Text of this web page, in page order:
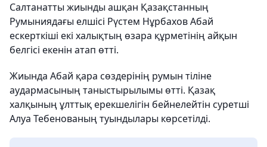
Салтанатты жиынды ашқан Қазақстанның
Румыниядағы елшісі Рүстем Нұрбахов Абай
ескерткіші екі халықтың өзара құрметінің айқын
белгісі екенін атап өтті.
Жиында Абай қара сөздерінің румын тіліне
аудармасының таныстырылымы өтті. Қазақ
халқының ұлттық ерекшелігін бейнелейтін суретші
Алуа Тебенованың туындылары көрсетілді.